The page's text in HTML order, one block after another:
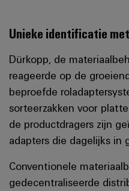
Unieke identificatie met
Dürkopp, de
reageerde op de
beproefde
sorteerzakken voor
de productdragers zijn
adapters die dagelijks in
Conventionele
gedecentraliseerde